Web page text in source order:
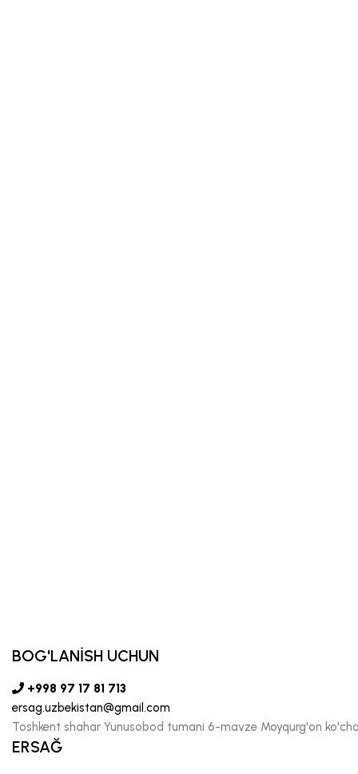
BOG'LANİSH UCHUN
+998 97 17 81 713
ersag.uzbekistan@gmail.com
Toshkent shahar Yunusobod tumani 6-mavze Moyqurg'on
ERSAĞ